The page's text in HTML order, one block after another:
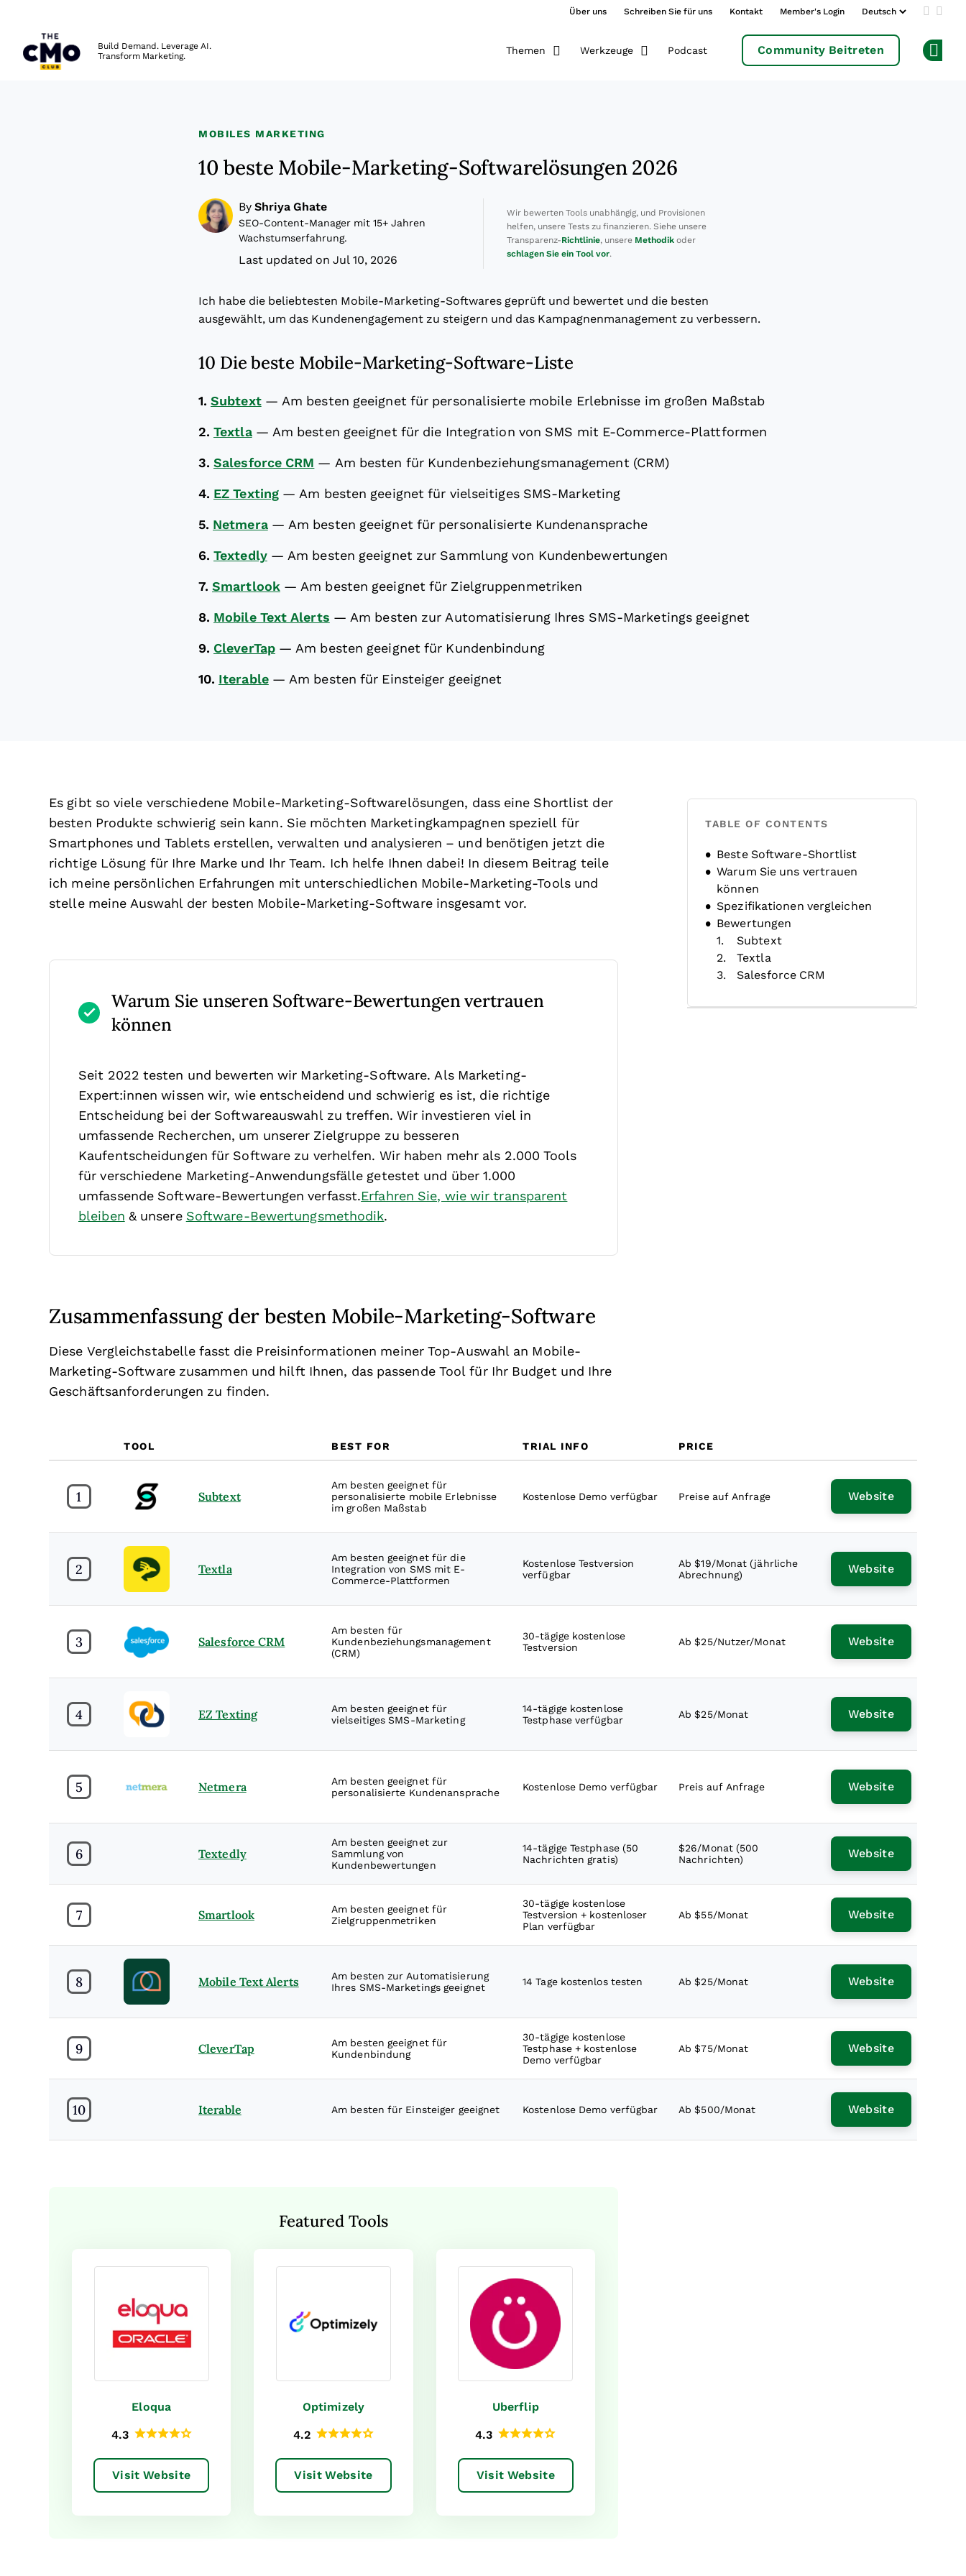
Über uns Schreiben Sie für uns Kontakt Member's Login Add us
Build Demand. Leverage AI.
Transform Marketing.
Themen Werkzeuge Podcast Community Beitreten
MOBILES MARKETING
10 beste Mobile-Marketing-Softwarelösungen 2026
By Shriya Ghate
SEO-Content-Manager mit 15+ Jahren
Wachstumserfahrung.
Last updated on Jul 10, 2026
Wir bewerten Tools unabhängig, und Provisionen
helfen, unsere Tests zu finanzieren. Siehe unsere
Transparenz-Richtlinie, unsere Methodikoder
schlagen Sie ein Tool vor.
Ich habe die beliebtesten Mobile-Marketing-Softwares geprüft und bewertet und die besten
ausgewählt, um das Kundenengagement zu steigern und das Kampagnenmanagement zu verbessern.
10 Die beste Mobile-Marketing-Software-Liste
1. Subtext — Am besten geeignet für personalisierte mobile Erlebnisse im großen Maßstab
2. Textla — Am besten geeignet für die Integration von SMS mit E-Commerce-Plattformen
3. Salesforce CRM — Am besten für Kundenbeziehungsmanagement (CRM)
4. EZ Texting —Am besten geeignet für vielseitiges SMS-Marketing
5. Netmera — Am besten geeignet für personalisierte Kundenansprache
6. Textedly —Am besten geeignet zur Sammlung von Kundenbewertungen
7. Smartlook —Am besten geeignet für Zielgruppenmetriken
8. Mobile Text Alerts —Am besten zur Automatisierung Ihres SMS-Marketings geeignet
9. CleverTap —Am besten geeignet für Kundenbindung
10. Iterable —Am besten für Einsteiger geeignet
Es gibt so viele verschiedene Mobile-Marketing-Softwarelösungen, dass eine Shortlist der
besten Produkte schwierig sein kann. Sie möchten Marketingkampagnen speziell für
Smartphones und Tablets erstellen, verwalten und analysieren – und benötigen jetzt die
richtige Lösung für Ihre Marke und Ihr Team. Ich helfe Ihnen dabei! In diesem Beitrag teile
ich meine persönlichen Erfahrungen mit unterschiedlichen Mobile-Marketing-Tools und
stelle meine Auswahl der besten Mobile-Marketing-Software insgesamt vor.
Warum Sie unseren Software-Bewertungen vertrauen
können
Seit 2022 testen und bewerten wir Marketing-Software. Als Marketing-
Expert:innen wissen wir, wie entscheidend und schwierig es ist, die richtige
Entscheidung bei der Softwareauswahl zu treffen. Wir investieren viel in
umfassende Recherchen, um unserer Zielgruppe zu besseren
Kaufentscheidungen für Software zu verhelfen. Wir haben mehr als 2.000 Tools
für verschiedene Marketing-Anwendungsfälle getestet und über 1.000
umfassende Software-Bewertungen verfasst.Erfahren Sie, wie wir transparent
bleiben & unsere Software-Bewertungsmethodik.
Zusammenfassung der besten Mobile-Marketing-Software
Diese Vergleichstabelle fasst die Preisinformationen meiner Top-Auswahl an Mobile-
Marketing-Software zusammen und hilft Ihnen, das passende Tool für Ihr Budget und Ihre
Geschäftsanforderungen zu finden.
TOOL BEST FOR TRIAL INFO PRICE
1 Subtext
Am besten geeignet für
personalisierte mobile Erlebnisse
im großen Maßstab
Kostenlose Demo verfügbar Preise auf Anfrage Website
2 Textla
Am besten geeignet für die
Integration von SMS mit E-
Commerce-Plattformen
Kostenlose Testversion
verfügbar
Ab $19/Monat (jährliche
Abrechnung)
Website
3 Salesforce CRM
Am besten für
Kundenbeziehungsmanagement
(CRM)
30-tägige kostenlose
Testversion
Ab $25/Nutzer/Monat Website
4 EZ Texting
Am besten geeignet für
vielseitiges SMS-Marketing
14-tägige kostenlose
Testphase verfügbar
Ab $25/Monat Website
5 Netmera
Am besten geeignet für
personalisierte Kundenansprache
Kostenlose Demo verfügbar Preis auf Anfrage Website
6 Textedly
Am besten geeignet zur
Sammlung von
Kundenbewertungen
14-tägige Testphase (50
Nachrichten gratis)
$26/Monat (500
Nachrichten)
Website
7 Smartlook
Am besten geeignet für
Zielgruppenmetriken
30-tägige kostenlose
Testversion + kostenloser
Plan verfügbar
Ab $55/Monat Website
8 Mobile Text Alerts
Am besten zur Automatisierung
Ihres SMS-Marketings geeignet
14 Tage kostenlos testen Ab $25/Monat Website
9 CleverTap
Am besten geeignet für
Kundenbindung
30-tägige kostenlose
Testphase + kostenlose
Demo verfügbar
Ab $75/Monat Website
10 Iterable Am besten für Einsteiger geeignet Kostenlose Demo verfügbar Ab $500/Monat Website
Featured Tools
Eloqua
4.3
Visit Website
Optimizely
4.2
Visit Website
Uberflip
4.3
Visit Website
TABLE OF CONTENTS
Beste Software-Shortlist
Warum Sie uns vertrauen
können
Spezifikationen vergleichen
Bewertungen
Subtext
Textla
Salesforce CRM
Netmera